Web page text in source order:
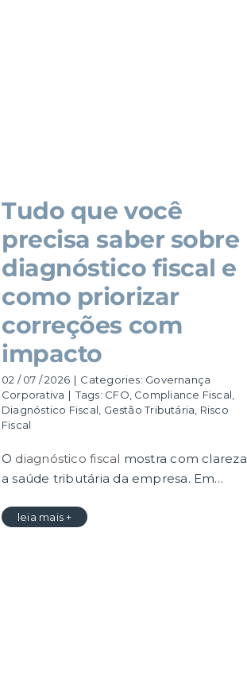
Tudo que você
precisa saber sobre
diagnóstico fiscal e
como priorizar
correções com
impacto
02 / 07 / 2026 | Categories: Governança
Corporativa | Tags: CFO Compliance Fiscal
Diagnóstico Fiscal Gestão Tributária Risco
Fiscal
O diagnóstico fiscal mostra com clareza
a saúde tributária da empresa. Em…
leia mais +